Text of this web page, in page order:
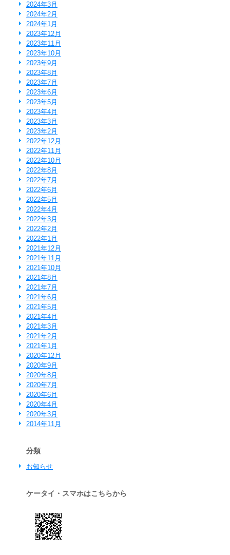
2024年3月
2024年2月
2024年1月
2023年12月
2023年11月
2023年10月
2023年9月
2023年8月
2023年7月
2023年6月
2023年5月
2023年4月
2023年3月
2023年2月
2022年12月
2022年11月
2022年10月
2022年8月
2022年7月
2022年6月
2022年5月
2022年4月
2022年3月
2022年2月
2022年1月
2021年12月
2021年11月
2021年10月
2021年8月
2021年7月
2021年6月
2021年5月
2021年4月
2021年3月
2021年2月
2021年1月
2020年12月
2020年9月
2020年8月
2020年7月
2020年6月
2020年4月
2020年3月
2014年11月
分類
お知らせ
ケータイ・スマホはこちらから